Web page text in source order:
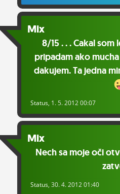
Mix
8/15 . . . Cakal som
pripadam ako
dakujem. Ta jedna
Status, 1. 5. 2012 00:07
Mix
Nech sa moje oči
Status, 30. 4. 2012 01:40